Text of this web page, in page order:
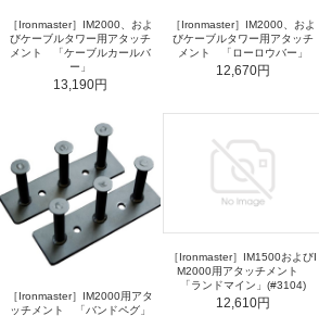
［Ironmaster］IM2000、およ
びケーブルタワー用アタッチ
メント 「ケーブルカールバ
ー」
13,190円
［Ironmaster］IM2000、およ
びケーブルタワー用アタッチ
メント 「ローロウバー」
12,670円
［Ironmaster］IM2000用アタ
ッチメント 「バンドペグ」
［Ironmaster］IM1500およびI
M2000用アタッチメント
「ランドマイン」(#3104)
12,610円